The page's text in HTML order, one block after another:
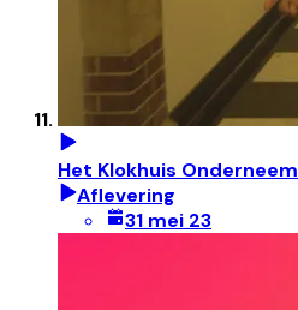
Het Klokhuis
Aflevering
31 mei 23